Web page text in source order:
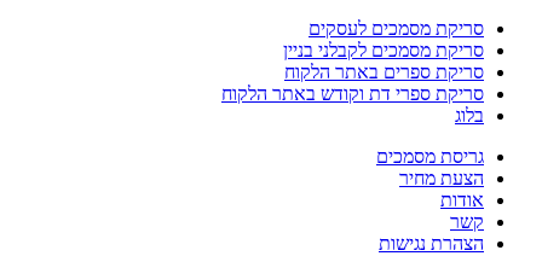
סריקת מסמכים לעסקים
סריקת מסמכים לקבלני בניין
סריקת ספרים באתר הלקוח
סריקת ספרי דת וקודש באתר הלקוח
בלוג
גריסת מסמכים
הצעת מחיר
אודות
קשר
הצהרת נגישות